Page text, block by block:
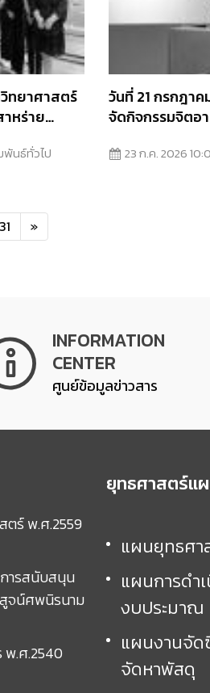
ทยาศาสตร์
หร่าย
นงาน
พันธ์ทั่วไป
วันที่ 21 กรกฎา
จัดกิจกรรมจิตอ
และการใช้เครื่อ
23 ก.ค. 2026
»
INFORMATION
CENTER
ศูนย์ข้อมูลข่าวสาร
ตร์ พ.ศ.2559
ารสนับสนุน
จน์ศพนิรนาม
พ.ศ.2540
ยุทธศาสตร์แ
แผนยุทธศา
แผนการดำ
งบประมาณ
แผนงานจัด
จัดหาพัสดุ